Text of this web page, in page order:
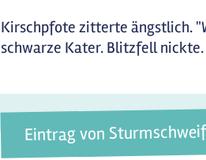
Kirschpfote zitterte ängstlich.
schwarze Kater. Blitzfell nickte.
Eintrag von